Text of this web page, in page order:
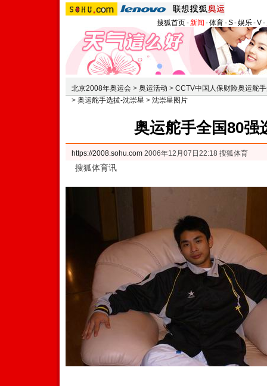
搜狐首页-新闻 -体育-S-娱乐-V-
北京2008年奥运会 > 奥运活动 > CCTV中国人保财险奥运舵
> 奥运舵手选拔-沈崇星 > 沈崇星图片
奥运舵手全国80强
https://2008.sohu.com 2006年12月07日22:18 搜狐体育
搜狐体育讯